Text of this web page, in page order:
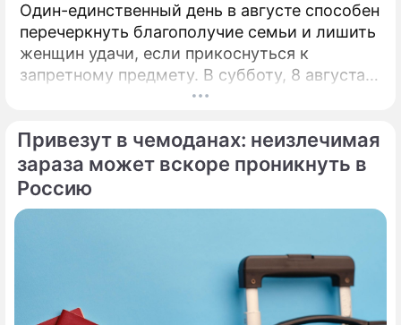
Один-единственный день в августе способен
перечеркнуть благополучие семьи и лишить
женщин удачи, если прикоснуться к
запретному предмету. В субботу, 8 августа,
православная церковь молитвенно чтит
Ермолая, Ермиппа и Ермократа, иереев
Никомидийских.
Привезут в чемоданах: неизлечимая
зараза может вскоре проникнуть в
Россию